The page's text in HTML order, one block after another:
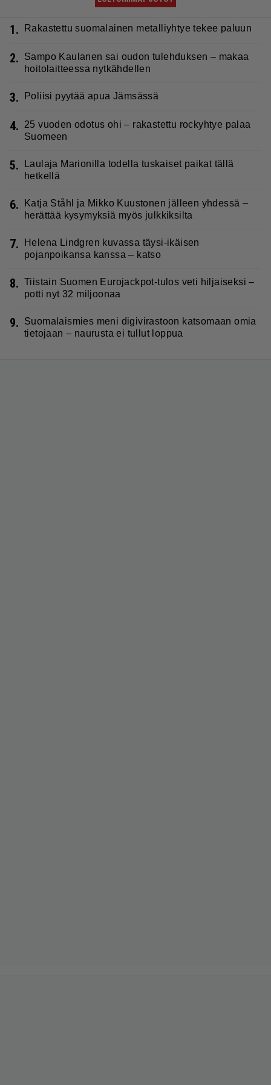
1. Rakastettu suomalainen metalliyhtye tekee paluun
2.
Sampo Kaulanen sai oudon tulehduksen – makaa
hoitolaitteessa nytkähdellen
3. Poliisi pyytää apua Jämsässä
4.
25 vuoden odotus ohi – rakastettu rockyhtye palaa
Suomeen
5.
Laulaja Marionilla todella tuskaiset paikat tällä
hetkellä
6.
Katja Ståhl ja Mikko Kuustonen jälleen yhdessä –
herättää kysymyksiä myös julkkiksilta
7.
Helena Lindgren kuvassa täysi-ikäisen
pojanpoikansa kanssa – katso
8. Tiistain Suomen Eurojackpot-tulos veti hiljaiseksi –
potti nyt 32 miljoonaa
9.
Suomalaismies meni digivirastoon katsomaan omia
tietojaan – naurusta ei tullut loppua